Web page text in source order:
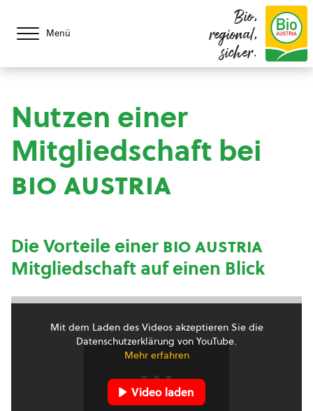
Menü
Bio,
regional,
sicher.
Nutzen einer
Mitgliedschaft bei
bio austria
Die Vorteile einerbio austria
Mitgliedschaft auf einen Blick
Mit dem Laden des Videos akzeptieren Sie die
Datenschutzerklärung von YouTube.
Mehr erfahren
Video laden